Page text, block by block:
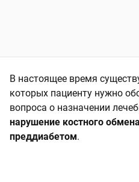
В настоящее время
которых пациенту нужно
вопроса о назначении
нарушение костного обмена
преддиабетом.